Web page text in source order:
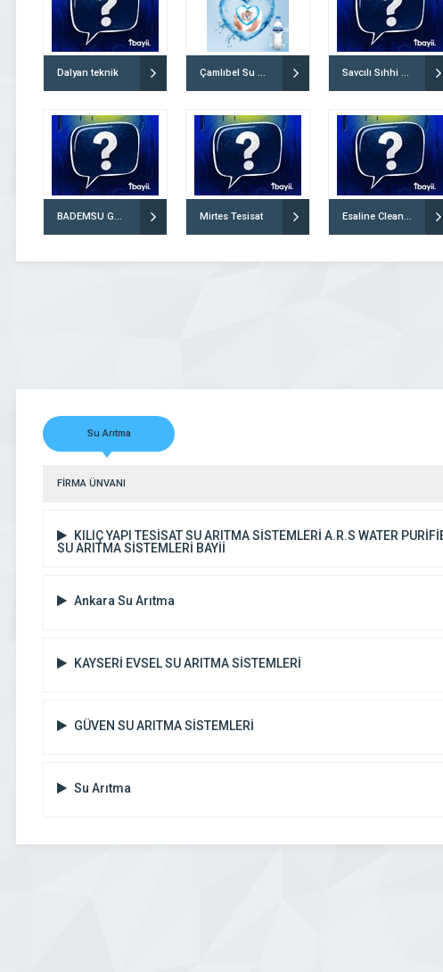
FİRMAYI DETAYLI İNCELE FİRMAYI DETAYLI İNCELE
Dalyan teknik Çamlıbel Su dağıtım Savcılı Sıhhi Tesisat Tıkanıklık Açma & Su Kaçak Tespiti
BADEMSU GÖKTÜRKLER Mirtes Tesisat Esaline Cleanwater Arıtma Technology
Su Arıtma
FİRMA ÜNVANI
KILIÇ YAPI TESİSAT SU ARITMA SİSTEMLERİ A.R.S WATER
SU ARITMA SİSTEMLERİ BAYİİ
Ankara Su Arıtma
KAYSERİ EVSEL SU ARITMA SİSTEMLERİ
GÜVEN SU ARITMA SİSTEMLERİ
Su Arıtma